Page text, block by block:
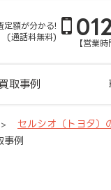
定額が分かる!
(通話料無料)
【営業
取事例
セルシオ（トヨタ）
例